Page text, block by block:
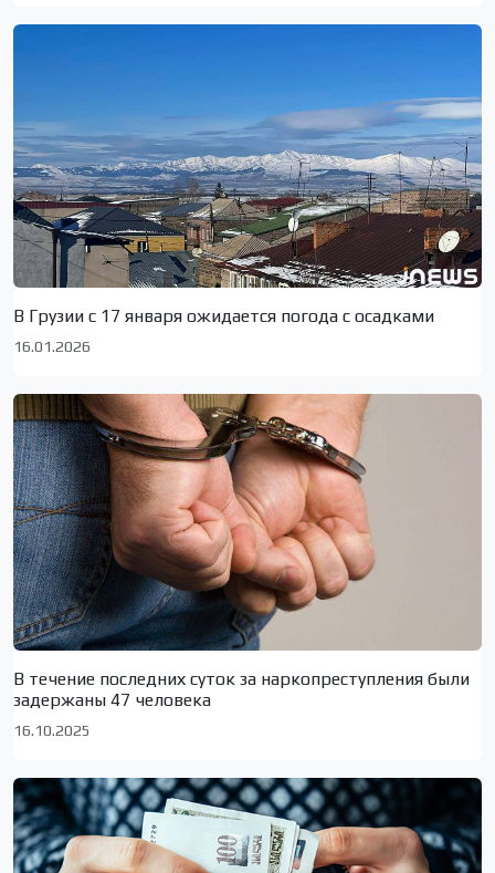
В Грузии с 17 января ожидается погода с осадками
16.01.2026
В течение последних суток за наркопреступления были
задержаны 47 человека
16.10.2025